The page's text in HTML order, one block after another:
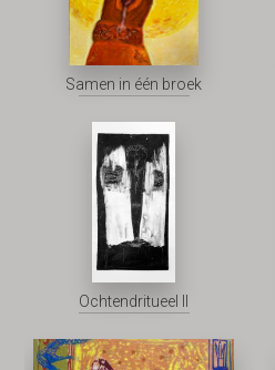
Samen in één broek
Ochtendritueel II